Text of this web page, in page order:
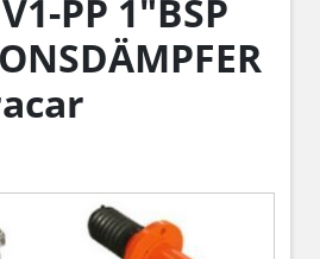
PP 1"BSP